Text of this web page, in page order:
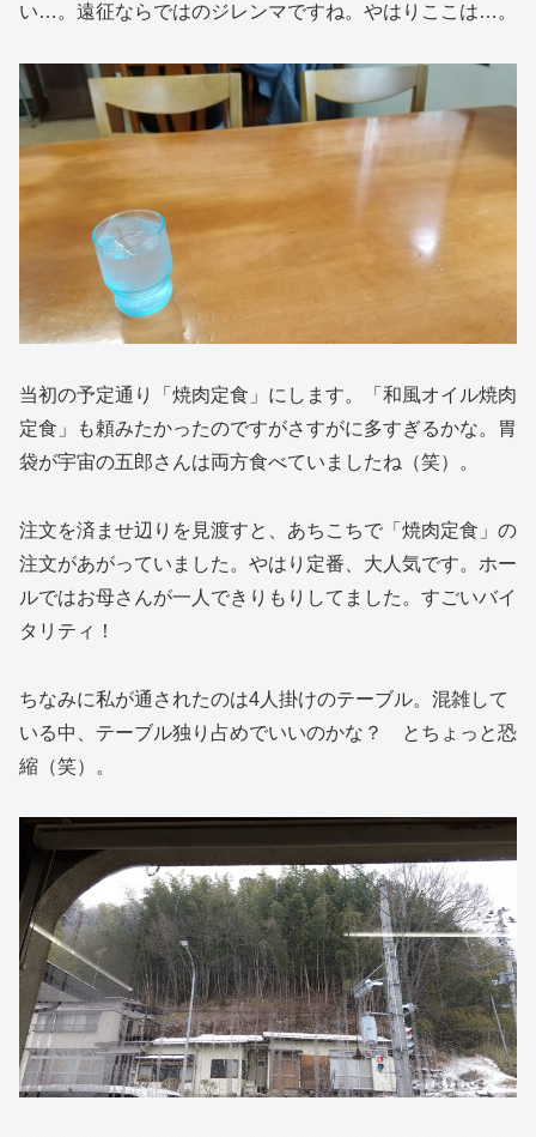
い…。遠征ならではのジレンマですね。やはりここは…。
当初の予定通り「焼肉定食」にします。「和風オイル焼肉
定食」も頼みたかったのですがさすがに多すぎるかな。胃
袋が宇宙の五郎さんは両方食べていましたね（笑）。
注文を済ませ辺りを見渡すと、あちこちで「焼肉定食」の
注文があがっていました。やはり定番、大人気です。ホー
ルではお母さんが一人できりもりしてました。すごいバイ
タリティ！
ちなみに私が通されたのは4人掛けのテーブル。混雑して
いる中、テーブル独り占めでいいのかな？ とちょっと恐
縮（笑）。